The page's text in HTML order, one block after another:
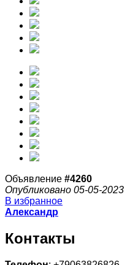
Объявление #4260
Опубликовано 05-05-2023
В избранное
Александр
Контакты